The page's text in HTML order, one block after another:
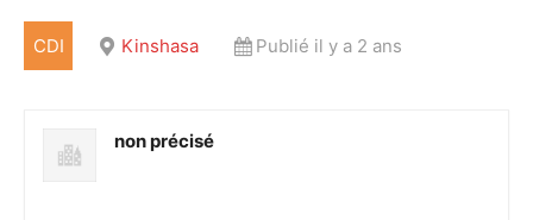
CDI Kinshasa Publié il y a 2 ans
non précisé